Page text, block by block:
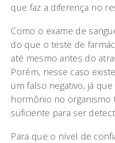
que faz a diferença no
Como o exame de
do que o teste de
até mesmo antes do
Porém, nesse caso
um falso negativo, já
hormônio no organismo
suficiente para ser
Para que o nível de